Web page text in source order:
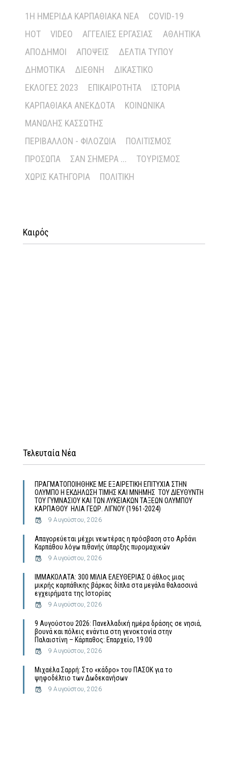
1Η ΗΜΕΡΊΔΑ ΚΑΡΠΑΘΙΑΚΆ ΝΈΑ
COVID-19
HOT
VIDEO ΑΓΓΕΛΊΕΣ ΕΡΓΑΣΊΑΣ
ΑΘΛΗΤΙΚΆ
ΑΠΌΔΗΜΟΙ
ΑΠΌΨΕΙΣ
ΔΕΛΤΊΑ ΤΎΠΟΥ
ΔΗΜΟΤΙΚΆ
ΔΙΕΘΝΉ
ΔΙΚΑΣΤΙΚΌ
ΕΚΛΟΓΈΣ 2023
ΕΠΙΚΑΙΡΌΤΗΤΑ
ΙΣΤΟΡΊΑ
ΚΑΡΠΑΘΙΑΚΆ ΑΝΈΚΔΟΤΑ
ΚΟΙΝΩΝΙΚΆ
ΜΑΝΏΛΗΣ ΚΑΣΣΏΤΗΣ
ΠΕΡΙΒΆΛΛΟΝ - ΦΙΛΟΖΩΊΑ
ΠΟΛΙΤΙΣΜΌΣ
ΠΡΌΣΩΠΑ
ΣΑΝ ΣΉΜΕΡΑ ...
ΤΟΥΡΙΣΜΌΣ
ΧΩΡΊΣ ΚΑΤΗΓΟΡΊΑ
ΠΟΛΙΤΙΚΉ
Καιρός
Τελευταία Νέα
ΠΡΑΓΜΑΤΟΠΟΙΗΘΗΚΕ ΜΕ ΕΞΑΙΡΕΤΙΚΗ ΕΠΙΤΥΧΙΑ ΣΤΗΝ
ΟΛΥΜΠΟ Η ΕΚΔΗΛΩΣΗ ΤΙΜΗΣ ΚΑΙ ΜΝΗΜΗΣ ΤΟΥ ΔΙΕΥΘΥΝΤΗ
ΤΟΥ ΓΥΜΝΑΣΙΟΥ ΚΑΙ ΤΩΝ ΛΥΚΕΙΑΚΩΝ ΤΑΞΕΩΝ ΟΛΥΜΠΟΥ
ΚΑΡΠΑΘΟΥ ΗΛΙΑ ΓΕΩΡ. ΛΙΓΝΟΥ (1961-2024)
9 Αυγούστου, 2026
Απαγορεύεται μέχρι νεωτέρας η πρόσβαση στο Αρδάνι
Καρπάθου λόγω πιθανής ύπαρξης πυρομαχικών
9 Αυγούστου, 2026
ΙΜΜΑΚΟΛΑΤΑ: 300 ΜΙΛΙΑ ΕΛΕΥΘΕΡΙΑΣ Ο άθλος μιας
μικρής καρπάθικης βάρκας δίπλα στα μεγάλα θαλασσινά
εγχειρήματα της Ιστορίας
9 Αυγούστου, 2026
9 Αυγούστου 2026: Πανελλαδική ημέρα δράσης σε νησιά,
βουνά και πόλεις ενάντια στη γενοκτονία στην
Παλαιστίνη – Κάρπαθος: Επαρχείο, 19:00
9 Αυγούστου, 2026
Μιχαέλα Σαρρή: Στο «κάδρο» του ΠΑΣΟΚ για το
ψηφοδέλτιο των Δωδεκανήσων
9 Αυγούστου, 2026